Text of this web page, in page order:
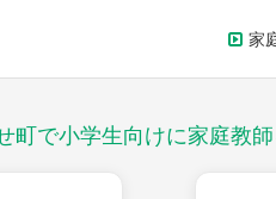
家
町で小学生向けに家庭教